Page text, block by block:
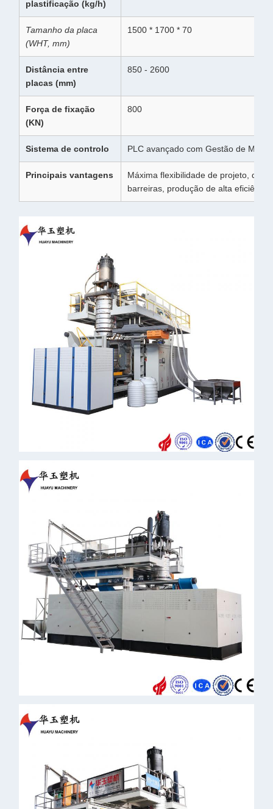
plastificação (kg/h)
Tamanho da placa
(WHT, mm)
1500 * 1700 * 70
Distância entre
placas (mm)
850 - 2600
Força de fixação
(KN)
800
Sistema de controlo PLC avançado com Gestão de Multi-
Principais vantagens
Máxima flexibilidade de projeto,
barreiras, produção de alta eficiência